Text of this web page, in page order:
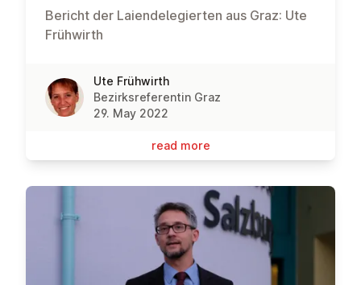
Bericht der Laiendelegierten aus Graz: Ute
Frühwirth
Ute Frühwirth
Bezirksreferentin Graz
29. May 2022
read more